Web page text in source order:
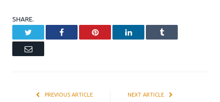
SHARE.
Facebook Pinterest LinkedIn Tumblr
Email
PREVIOUS ARTICLE NEXT ARTICLE